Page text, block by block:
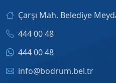
Çarşı Mah. Belediye
444 00 48
444 00 48
info@bodrum.bel.tr